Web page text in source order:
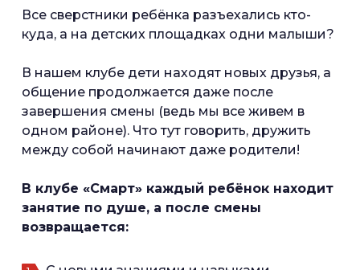
Все сверстники ребёнка разъехались кто-
куда, а на детских площадках одни малыши?
В нашем клубе дети находят новых друзья, а
общение продолжается даже после
завершения смены (ведь мы все живем в
одном районе). Что тут говорить, дружить
между собой начинают даже родители!
В клубе «Смарт» каждый ребёнок находит
занятие по душе, а после смены
возвращается: